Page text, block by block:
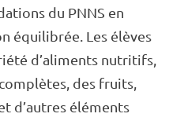
du PNNS en
équi­­­li­­­brée. Les élèves
d’ali­­ments nutri­­­tifs,
des fruits,
d’autres éléments